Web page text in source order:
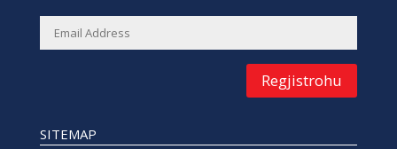
Regjistrohu
SITEMAP